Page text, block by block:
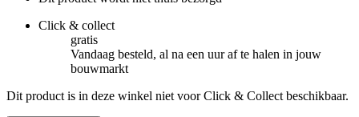
Click & collect
gratis
Vandaag besteld, al na een uur af te halen in jouw
bouwmarkt
Dit product is in deze winkel niet voor Click & Collect beschikbaar.